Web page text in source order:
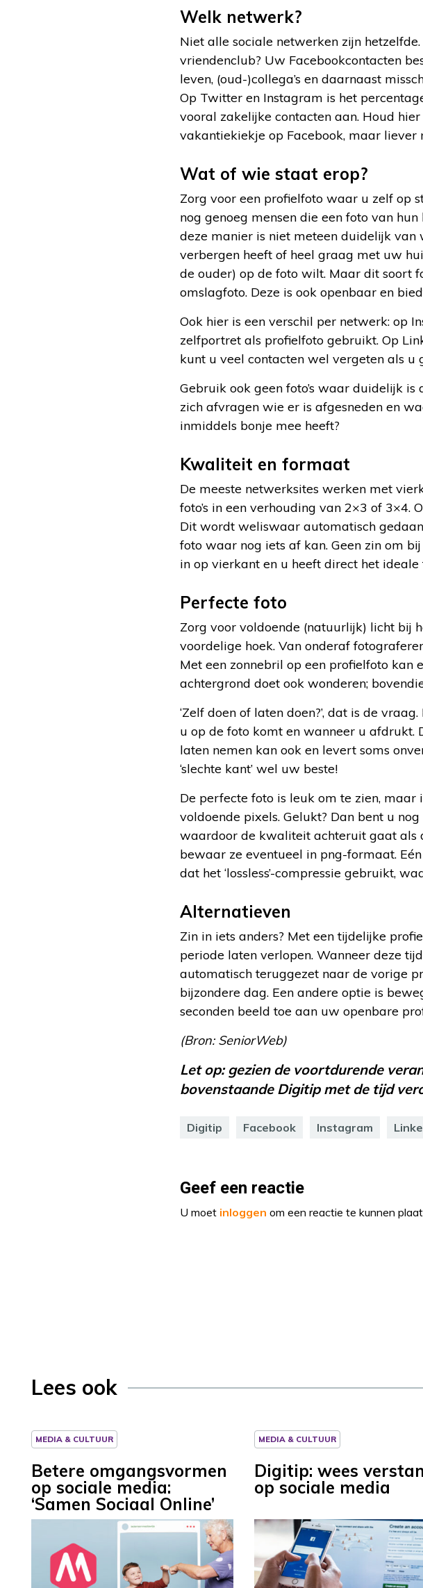
Welk netwerk?
Niet alle sociale netwerken zijn
vriendenclub? Uw Facebookcontacten
leven, (oud-)collega’s en daarnaast
Op Twitter en Instagram is het
vooral zakelijke contacten aan. Houd
vakantiekiekje op Facebook, maar liever
Wat of wie staat erop?
Zorg voor een profielfoto waar u zelf op
nog genoeg mensen die een foto van
deze manier is niet meteen duidelijk van
verbergen heeft of heel graag met uw
de ouder) op de foto wilt. Maar dit soort
omslagfoto. Deze is ook openbaar en
Ook hier is een verschil per netwerk: op
zelfportret als profielfoto gebruikt. Op
kunt u veel contacten wel vergeten als
Gebruik ook geen foto’s waar duidelijk
zich afvragen wie er is afgesneden en
inmiddels bonje mee heeft?
Kwaliteit en formaat
De meeste netwerksites werken met
foto’s in een verhouding van 2×3 of 3×4.
Dit wordt weliswaar automatisch
foto waar nog iets af kan. Geen zin om
in op vierkant en u heeft direct het
Perfecte foto
Zorg voor voldoende (natuurlijk) licht bij
voordelige hoek. Van onderaf
Met een zonnebril op een profielfoto kan
achtergrond doet ook wonderen;
‘Zelf doen of laten doen?’, dat is de
u op de foto komt en wanneer u afdrukt.
laten nemen kan ook en levert soms
‘slechte kant’ wel uw beste!
De perfecte foto is leuk om te zien, maar
voldoende pixels. Gelukt? Dan bent u
waardoor de kwaliteit achteruit gaat als
bewaar ze eventueel in png-formaat.
dat het ‘lossless’-compressie gebruikt,
Alternatieven
Zin in iets anders? Met een tijdelijke
periode laten verlopen. Wanneer deze
automatisch teruggezet naar de vorige
bijzondere dag. Een andere optie is
seconden beeld toe aan uw openbare
(Bron: SeniorWeb)
Let op: gezien de voortdurende
bovenstaande Digitip met de tijd
Digitip Facebook Instagram
Geef een reactie
U moet inloggen om een reactie te kunnen
Lees ook
MEDIA & CULTUUR
Betere omgangsvormen
op sociale media:
‘Samen Sociaal Online’
MEDIA & CULTUUR
Digitip: wees
op sociale media